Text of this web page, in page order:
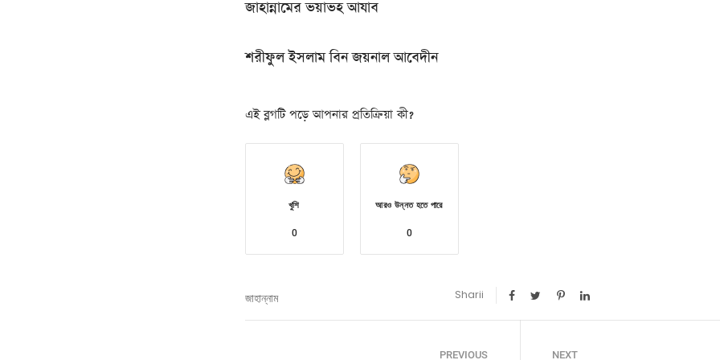
জাহান্নামের ভয়াভহ আযাব
শরীফুল ইসলাম বিন জয়নাল আবেদীন
এই ব্লগটি পড়ে আপনার প্রতিক্রিয়া কী?
খুশি
0
আরও উন্নত হতে পারে
0
জাহান্নাম Sharii
PREVIOUS NEXT